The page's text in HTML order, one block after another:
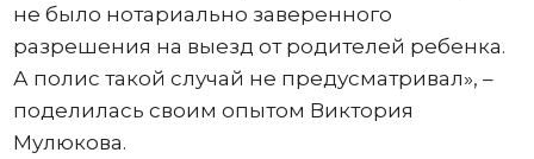
не было нотариально заверенного
разрешения на выезд от родителей ребенка.
А полис такой случай не предусматривал», –
поделилась своим опытом Виктория
Мулюкова.